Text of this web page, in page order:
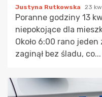
Justyna Rutkowska 23
Poranne godziny 13
niepokojące dla
Około 6:00 rano
zaginął bez śladu, co...